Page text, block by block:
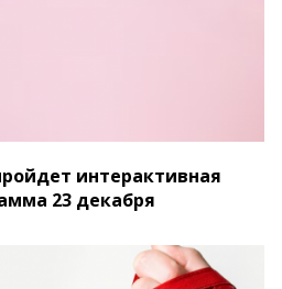
интерактивная
23 декабря